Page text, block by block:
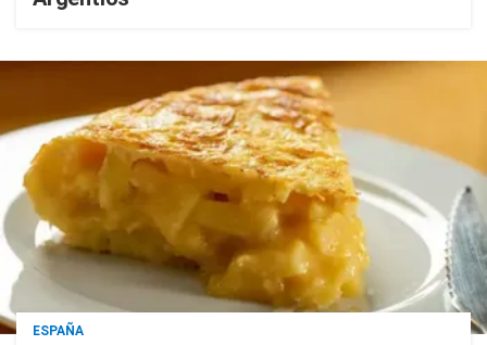
ESPAÑA